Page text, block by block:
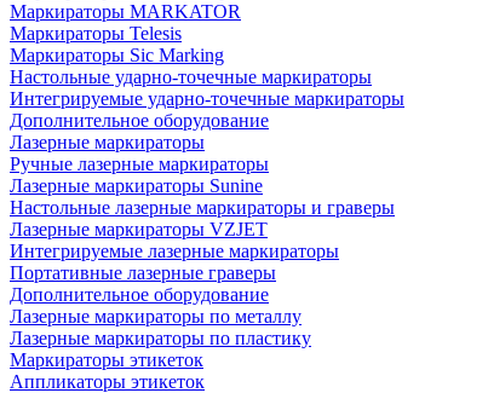
Маркираторы MARKATOR
Маркираторы Telesis
Маркираторы Sic Marking
Настольные ударно-точечные маркираторы
Интегрируемые ударно-точечные маркираторы
Дополнительное оборудование
Лазерные маркираторы
Ручные лазерные маркираторы
Лазерные маркираторы Sunine
Настольные лазерные маркираторы и граверы
Лазерные маркираторы VZJET
Интегрируемые лазерные маркираторы
Портативные лазерные граверы
Дополнительное оборудование
Лазерные маркираторы по металлу
Лазерные маркираторы по пластику
Маркираторы этикеток
Аппликаторы этикеток